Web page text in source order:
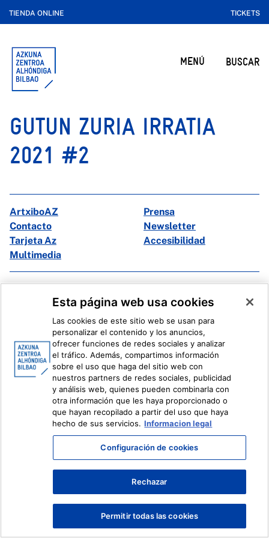
TIENDA ONLINE TICKETS
MENÚ BUSCAR
GUTUN ZURIA IRRATIA
2021 #2
ArtxiboAZ
Prensa
Contacto
Newsletter
Tarjeta Az
Accesibilidad
Multimedia
Instagram
Youtube
Ivoox
Información legal Sistema Interno de Información
Esta página web usa cookies
Las cookies de este sitio web se usan para
personalizar el contenido y los anuncios,
ofrecer funciones de redes sociales y analizar
el tráfico. Además, compartimos información
sobre el uso que haga del sitio web con
nuestros partners de redes sociales, publicidad
y análisis web, quienes pueden combinarla con
otra información que les haya proporcionado o
que hayan recopilado a partir del uso que haya
hecho de sus servicios. Informacion legal
Configuración de cookies
Rechazar
Permitir todas las cookies